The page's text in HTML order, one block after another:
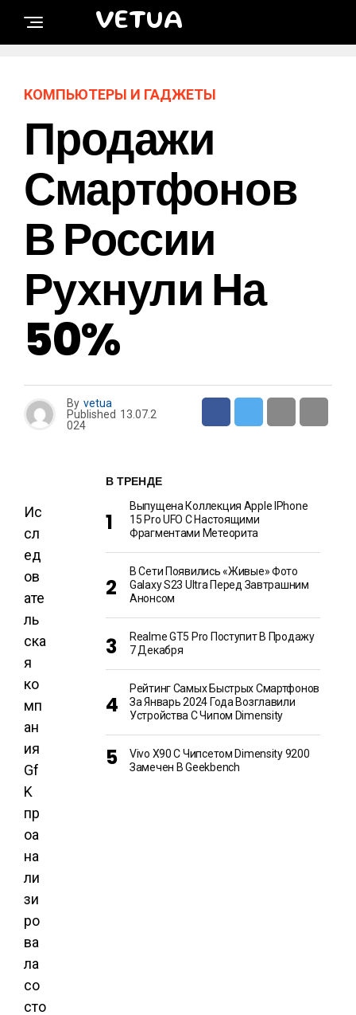
VETUA
КОМПЬЮТЕРЫ И ГАДЖЕТЫ
Продажи
Смартфонов
В России
Рухнули На
50%
By vetua
Published 13.07.2
024
Ис
сл
ед
ов
ате
ль
ска
я
ко
мп
ан
ия
Gf
K
пр
оа
на
ли
зи
ро
ва
ла
со
сто
В ТРЕНДЕ
Выпущена Коллекция Apple IPhone
15 Pro UFO С Настоящими
Фрагментами Метеорита
В Сети Появились «живые» Фото
Galaxy S23 Ultra Перед Завтрашним
Анонсом
Realme GT5 Pro Поступит В Продажу
7 Декабря
Рейтинг Самых Быстрых Смартфонов
За Январь 2024 Года Возглавили
Устройства С Чипом Dimensity
Vivo X90 С Чипсетом Dimensity 9200
Замечен В Geekbench